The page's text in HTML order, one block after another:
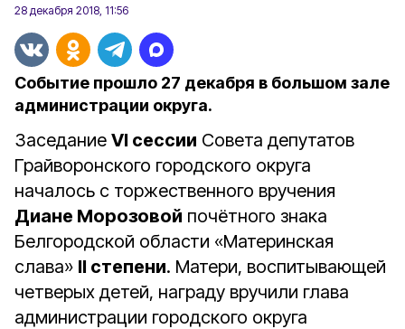
28 декабря 2018, 11:56
Событие прошло 27 декабря в большом зале
администрации округа.
Заседание VI сессии Совета депутатов
Грайворонского городского округа
началось с торжественного вручения
Диане Морозовой почётного знака
Белгородской области «Материнская
слава» II степени. Матери, воспитывающей
четверых детей, награду вручили глава
администрации городского округа